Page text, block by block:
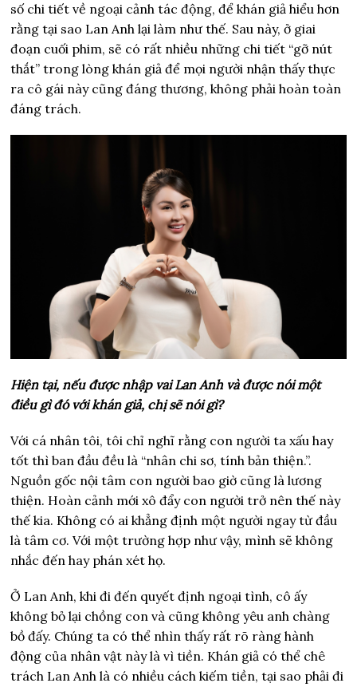
số chi tiết về ngoại cảnh tác động, để khán giả hiểu hơn
rằng tại sao Lan Anh lại làm như thế. Sau này, ở giai
đoạn cuối phim, sẽ có rất nhiều những chi tiết “gỡ nút
thắt” trong lòng khán giả để mọi người nhận thấy thực
ra cô gái này cũng đáng thương, không phải hoàn toàn
đáng trách.
Hiện tại, nếu được nhập vai Lan Anh và được nói một
điều gì đó với khán giả, chị sẽ nói gì?
Với cá nhân tôi, tôi chỉ nghĩ rằng con người ta xấu hay
tốt thì ban đầu đều là “nhân chi sơ, tính bản thiện.”.
Nguồn gốc nội tâm con người bao giờ cũng là lương
thiện. Hoàn cảnh mới xô đẩy con người trở nên thế này
thế kia. Không có ai khẳng định một người ngay từ đầu
là tâm cơ. Với một trường hợp như vậy, mình sẽ không
nhắc đến hay phán xét họ.
Ở Lan Anh, khi đi đến quyết định ngoại tình, cô ấy
không bỏ lại chồng con và cũng không yêu anh chàng
bồ đấy. Chúng ta có thể nhìn thấy rất rõ ràng hành
động của nhân vật này là vì tiền. Khán giả có thể chê
trách Lan Anh là có nhiều cách kiếm tiền, tại sao phải đi